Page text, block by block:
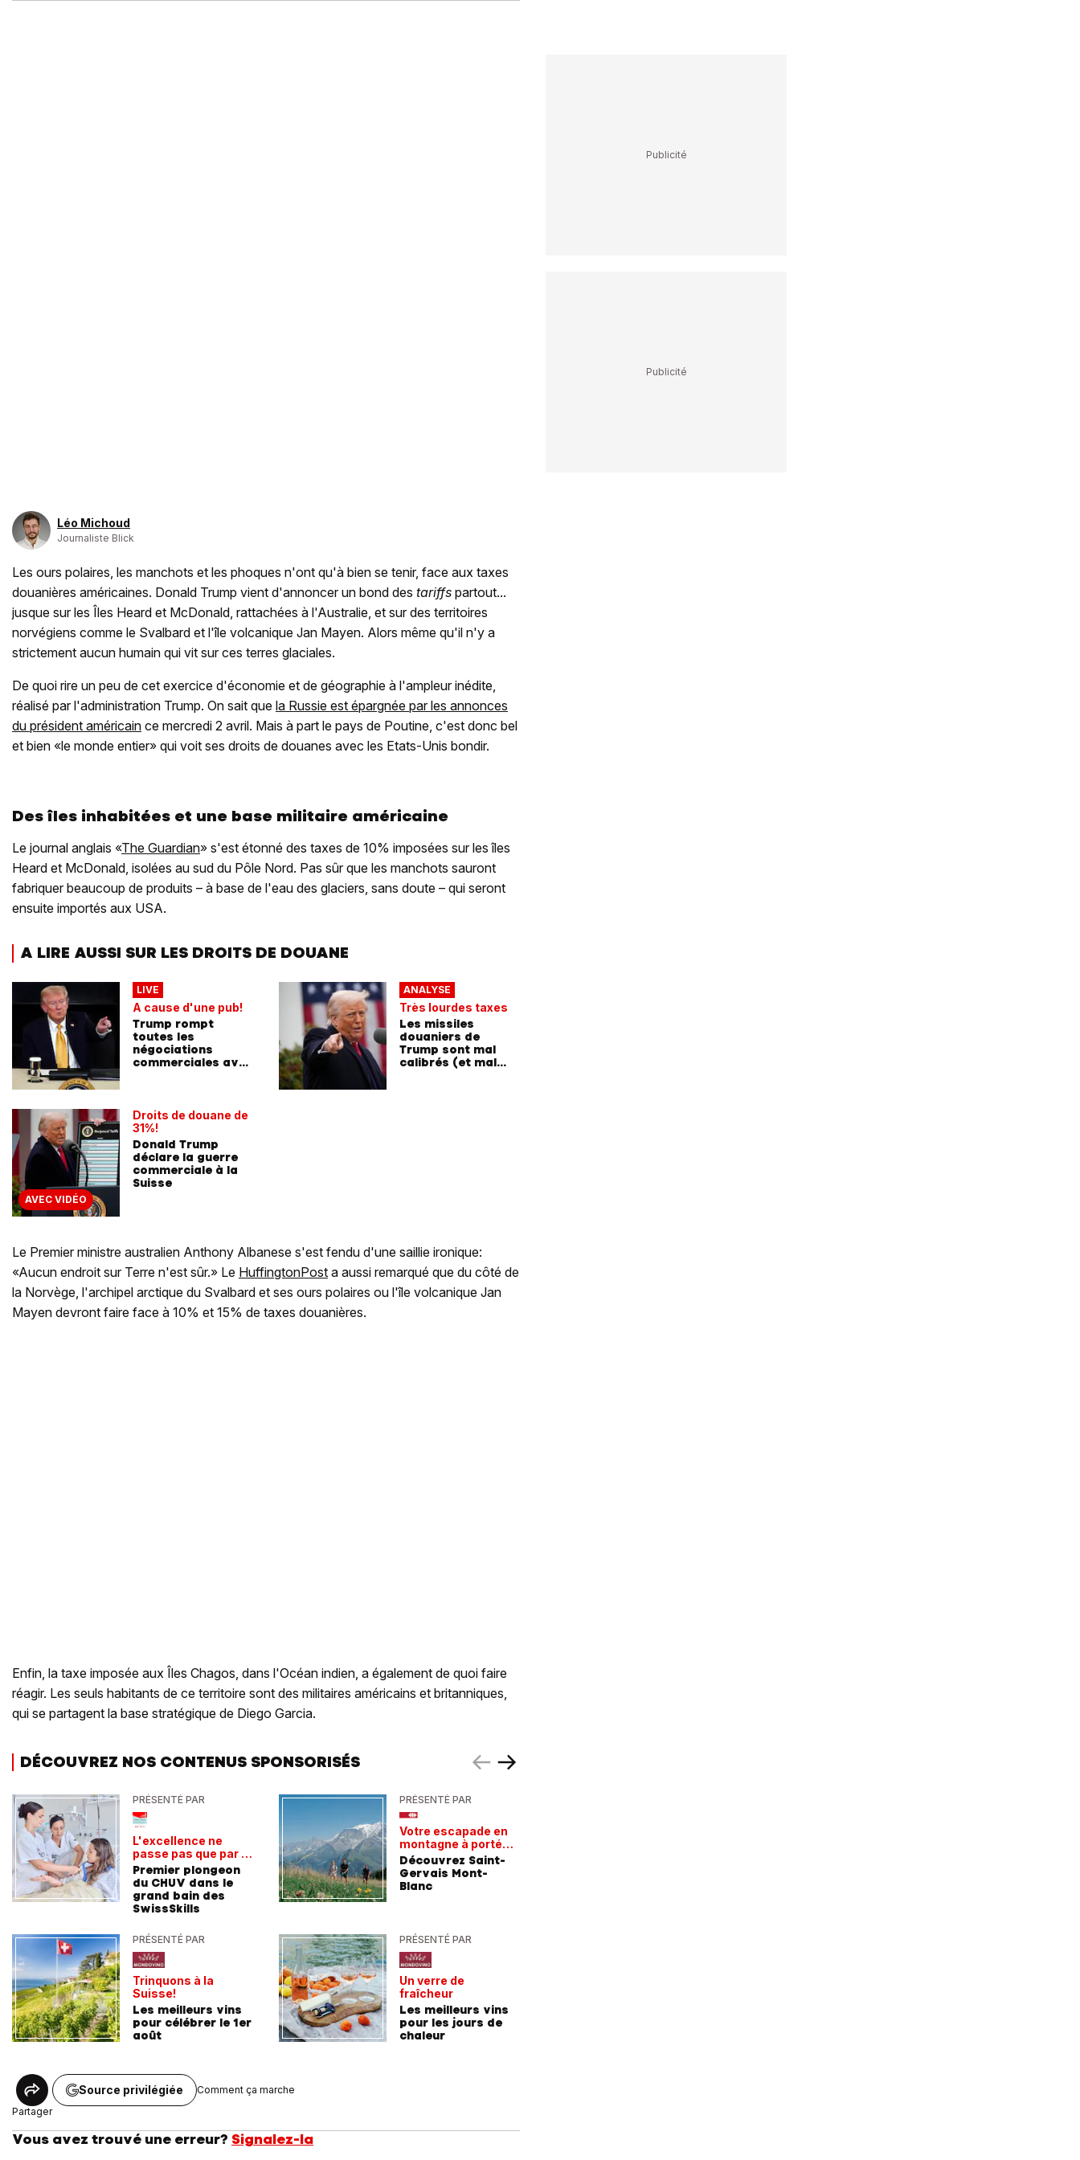
Léo Michoud
Journaliste Blick
Les ours polaires, les manchots et les phoques n'ont qu'à bien se tenir, face aux taxes
douanières américaines. Donald Trump vient d'annoncer un bond des tariffs partout...
jusque sur les Îles Heard et McDonald, rattachées à l'Australie, et sur des territoires
norvégiens comme le Svalbard et l'île volcanique Jan Mayen. Alors même qu'il n'y a
strictement aucun humain qui vit sur ces terres glaciales.
De quoi rire un peu de cet exercice d'économie et de géographie à l'ampleur inédite,
réalisé par l'administration Trump. On sait que la Russie est épargnée par les annonces
du président américain ce mercredi 2 avril. Mais à part le pays de Poutine, c'est donc bel
et bien «le monde entier» qui voit ses droits de douanes avec les Etats-Unis bondir.
Des îles inhabitées et une base militaire américaine
Le journal anglais «The Guardian» s'est étonné des taxes de 10% imposées sur les îles
Heard et McDonald, isolées au sud du Pôle Nord. Pas sûr que les manchots sauront
fabriquer beaucoup de produits – à base de l'eau des glaciers, sans doute – qui seront
ensuite importés aux USA.
A LIRE AUSSI SUR LES DROITS DE DOUANE
LIVE
A cause d'une pub!
Trump rompt
toutes les
négociations
commerciales avec
AVEC VIDÉO
Droits de douane de
31%!
Donald Trump
déclare la guerre
commerciale à la
Suisse
ANALYSE
Très lourdes taxes
Les missiles
douaniers de
Trump sont mal
calibrés (et mal
Le Premier ministre australien Anthony Albanese s'est fendu d'une saillie ironique:
«Aucun endroit sur Terre n'est sûr.» Le HuffingtonPost a aussi remarqué que du côté de
la Norvège, l'archipel arctique du Svalbard et ses ours polaires ou l'île volcanique Jan
Mayen devront faire face à 10% et 15% de taxes douanières.
Enfin, la taxe imposée aux Îles Chagos, dans l'Océan indien, a également de quoi faire
réagir. Les seuls habitants de ce territoire sont des militaires américains et britanniques,
qui se partagent la base stratégique de Diego Garcia.
DÉCOUVREZ NOS CONTENUS SPONSORISÉS
PRÉSENTÉ PAR
L'excellence ne
passe pas que par la
voie académique
Premier plongeon
du CHUV dans le
grand bain des
SwissSkills
PRÉSENTÉ PAR
Trinquons à la
Suisse!
Les meilleurs vins
pour célébrer le 1er
août
PRÉSENTÉ PAR
Votre escapade en
montagne à portée
de train
Découvrez Saint-
Gervais Mont-
Blanc
PRÉSENTÉ PAR
Un verre de
fraîcheur
Les meilleurs vins
pour les jours de
chaleur
Partager
Source privilégiée Comment ça marche
Vous avez trouvé une erreur? Signalez-la